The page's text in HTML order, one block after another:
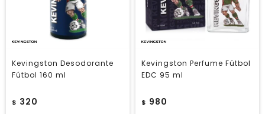
Kevingston Desodorante
Fútbol 160 ml
$ 320
Kevingston Perfume Fútbol
EDC 95 ml
$ 980